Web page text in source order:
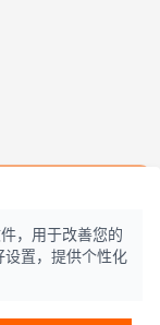
×
检验样版报告
，用于改善您的
置，提供个性化